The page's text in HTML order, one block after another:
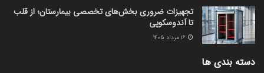
تجهیزات ضروری بخش‌های تخصصی بیمارستان؛ از قلب
تا آندوسکوپی
دسته بندی ها